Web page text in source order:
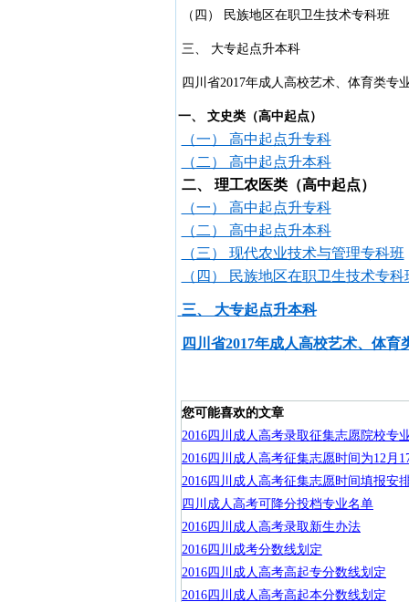
（四） 民族地区在职卫生技术专科班
三、 大专起点升本科
四川省2017年成人高校艺术、体育类专
一、 文史类（高中起点）
（一） 高中起点升专科
（二） 高中起点升本科
二、 理工农医类（高中起点）
（一） 高中起点升专科
（二） 高中起点升本科
（三） 现代农业技术与管理专科班
（四） 民族地区在职卫生技术专科
三、 大专起点升本科
四川省2017年成人高校艺术、体育
您可能喜欢的文章
2016四川成人高考录取征集志愿院校专
2016四川成人高考征集志愿时间为12月
2016四川成人高考征集志愿时间填报安
四川成人高考可降分投档专业名单
2016四川成人高考录取新生办法
2016四川成考分数线划定
2016四川成人高考高起专分数线划定
2016四川成人高考高起本分数线划定